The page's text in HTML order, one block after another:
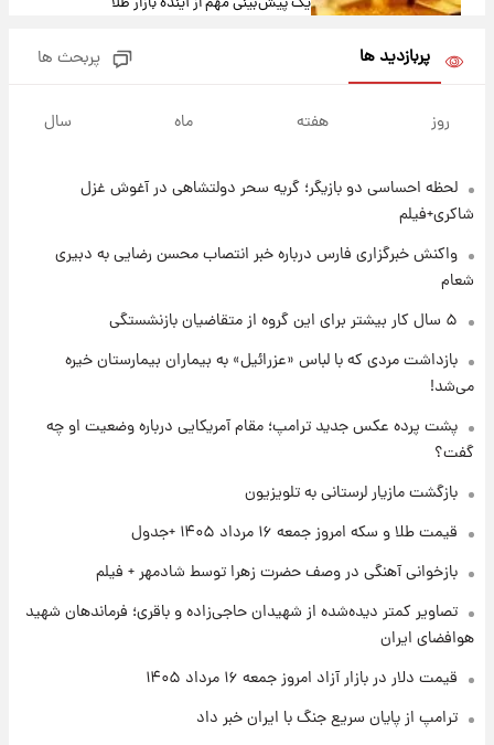
۱ روز پیش
شماره پیراهن خریدهای جدید پرسپولیس اعلام
شد؛ تیکدری، محبی و سرگیف با اعداد ویژه
جزئیات فعال‌سازی «کیف پول ایران» اعلام
شد+فیلم
۱ روز پیش
تغییر تند قیمت محصولات ایران‌خودرو و سایپا
امروز پنجشنبه ۱۵ مرداد ۱۴۰۵ +جدول
قیمت طلا و سکه امروز پنجشنبه ۱۵ مرداد ۱۴۰۵
پربازدید ها پربحث ها
روز هفته ماه سال
لحظه احساسی دو بازیگر؛ گریه سحر دولتشاهی در آغوش غزل
شاکری+فیلم
واکنش خبرگزاری فارس درباره خبر انتصاب محسن رضایی به دبیری
شعام
۵ سال کار بیشتر برای این گروه از متقاضیان بازنشستگی
بازداشت مردی که با لباس «عزرائیل» به بیماران بیمارستان خیره
می‌شد!
پشت پرده عکس جدید ترامپ؛ مقام آمریکایی درباره وضعیت او چه
گفت؟
بازگشت مازیار لرستانی به تلویزیون
قیمت طلا و سکه امروز جمعه ۱۶ مرداد ۱۴۰۵ +جدول
بازخوانی آهنگی در وصف حضرت زهرا توسط شادمهر + فیلم
تصاویر کمتر دیده‌شده از شهیدان حاجی‌زاده و باقری؛ فرماندهان شهید
هوافضای ایران
قیمت دلار در بازار آزاد امروز جمعه ۱۶ مرداد ۱۴۰۵
ترامپ از پایان سریع جنگ با ایران خبر داد